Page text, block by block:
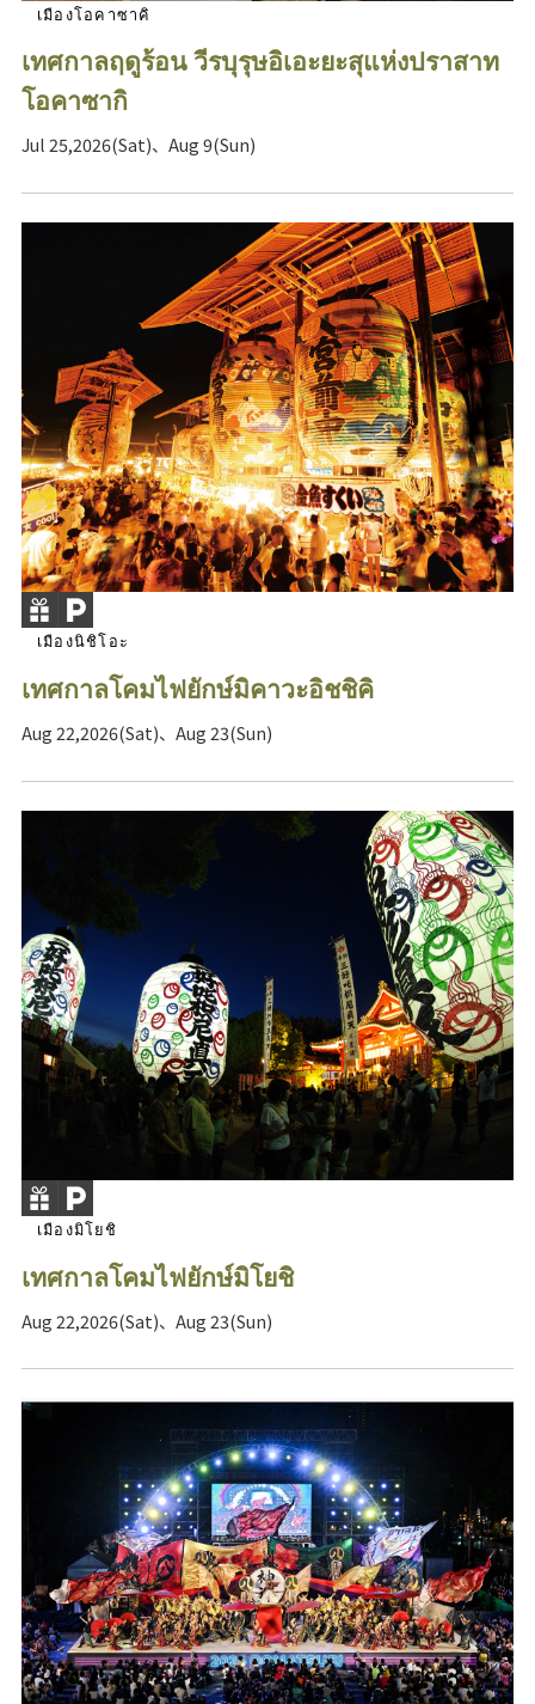
เมืองโอคาซาคิ
เทศกาลฤดูร้อน วีรบุรุษอิเอะยะสุแห่งปราสาท
โอคาซากิ
Jul 25,2026(Sat)、Aug 9(Sun)
เมืองนิชิโอะ
เทศกาลโคมไฟยักษ์มิคาวะอิชชิคิ
Aug 22,2026(Sat)、Aug 23(Sun)
เมืองมิโยชิ
เทศกาลโคมไฟยักษ์มิโยชิ
Aug 22,2026(Sat)、Aug 23(Sun)